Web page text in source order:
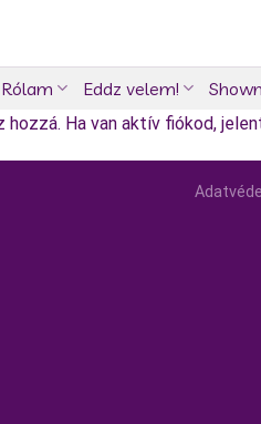
Rólam Eddz velem!
hozzá. Ha van aktív fiókod,